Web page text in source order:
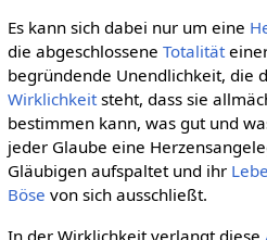
Es kann sich dabei nur um eine
die abgeschlossene Totalität
begründende Unendlichkeit, die
Wirklichkeitsteht, dass sie
bestimmen kann, was gut und
jeder Glaube eine
Gläubigen aufspaltet und ihr
Böse von sich ausschließt.
In der Wirklichkeit verlangt diese